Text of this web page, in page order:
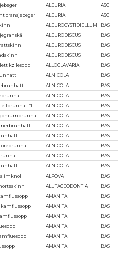
ALEURIA
ASC
oransjebeger ALEURIA
ASC
ALEUROCYSTIDIELLUM
BAS
ALEURODISCUS
BAS
ALEURODISCUS
BAS
ALEURODISCUS
BAS
køllesopp ALLOCLAVARIA
BAS
ALNICOLA
BAS
ALNICOLA
BAS
ALNICOLA
BAS
ALNICOLA
BAS
ALNICOLA
BAS
ALNICOLA
BAS
ALNICOLA
BAS
orebrunhatt ALNICOLA
BAS
ALNICOLA
BAS
ALNICOLA
BAS
ALPOVA
BAS
ALUTACEODONTIA
BAS
AMANITA
BAS
kamfluesopp AMANITA
BAS
AMANITA
BAS
AMANITA
BAS
AMANITA
BAS
AMANITA
BAS